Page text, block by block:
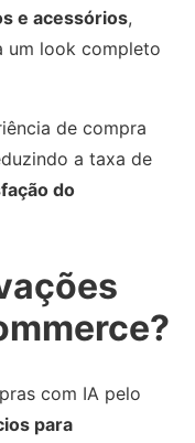
e acessórios,
um look completo
de compra
a taxa de
do
com IA pelo
para